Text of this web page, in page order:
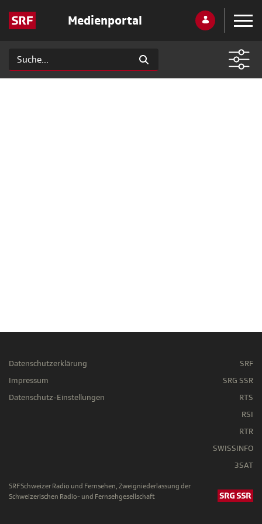
Medienportal
Datenschutzerklärung
Impressum
Datenschutz-Einstellungen
SRF
SRG SSR
RTS
RSI
RTR
SWISSINFO
3SAT
SRF Schweizer Radio und Fernsehen, Zweigniederlassung der
Schweizerischen Radio- und Fernsehgesellschaft